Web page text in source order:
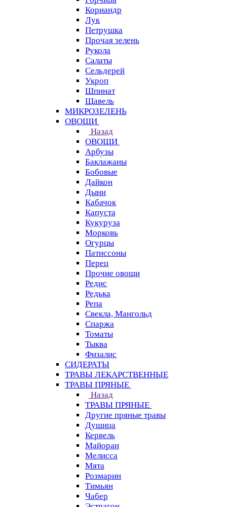
Кориандр
Лук
Петрушка
Прочая зелень
Рукола
Салаты
Сельдерей
Укроп
Шпинат
Щавель
МИКРОЗЕЛЕНЬ
ОВОЩИ
Назад
ОВОЩИ
Арбузы
Баклажаны
Бобовые
Дайкон
Дыни
Кабачок
Капуста
Кукуруза
Морковь
Огурцы
Патиссоны
Перец
Прочие овощи
Редис
Редька
Репа
Свекла, Мангольд
Спаржа
Томаты
Тыква
Физалис
СИДЕРАТЫ
ТРАВЫ ЛЕКАРСТВЕННЫЕ
ТРАВЫ ПРЯНЫЕ
Назад
ТРАВЫ ПРЯНЫЕ
Другие пряные травы
Душица
Кервель
Майоран
Мелисса
Мята
Розмарин
Тимьян
Чабер